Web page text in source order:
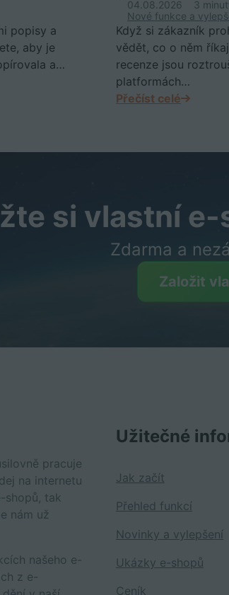
popisy a
aby je
a…
04.08.2026
3
Nové funkce a
Když si zákazník
vědět, co o něm
recenze jsou
platformách…
Přečíst celé
si vlastní
Zdarma a
Založit
pracuje
na internetu
shopů, tak
nám už
našeho e-
z e-
Užitečné
Jak začít
Přehled funkcí
Novinky a vylepšení
Ukázky e-shopů
Ceník